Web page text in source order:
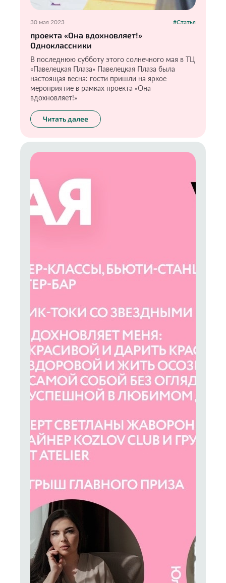
30 мая 2023 #Статья
проекта «Она вдохновляет!»
Одноклассники
В последнюю субботу этого солнечного мая в ТЦ
«Павелецкая Плаза» Павелецкая Плаза была
настоящая весна: гости пришли на яркое
мероприятие в рамках проекта «Она
вдохновляет!»
Читать далее